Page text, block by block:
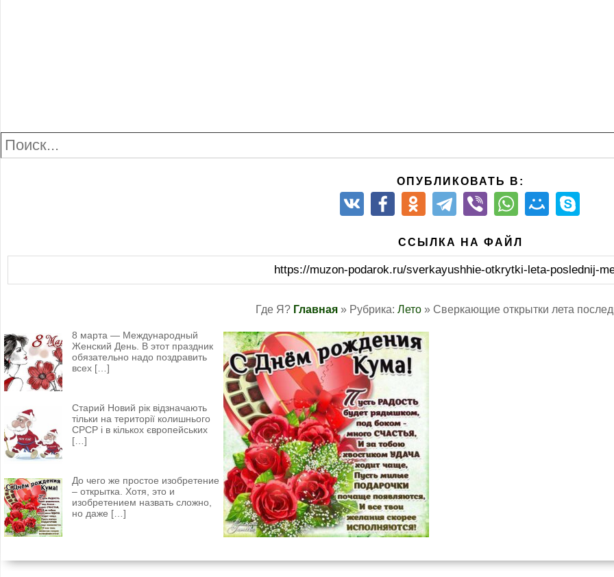
ОПУБЛИКОВАТЬ В:
ССЫЛКА НА ФАЙЛ
https://muzon-podarok.ru/sverkayushhie-otkrytki-leta-poslednij-
Где Я? Главная» Рубрика: Лето» Сверкающие открытки лета
8 марта — Международный
Женский День. В этот праздник
обязательно надо поздравить
всех […]
Старий Новий рік відзначають
тільки на території колишнього
СРСР і в кількох європейських
[…]
До чего же простое изобретение
– открытка. Хотя, это и
изобретением назвать сложно,
но даже […]